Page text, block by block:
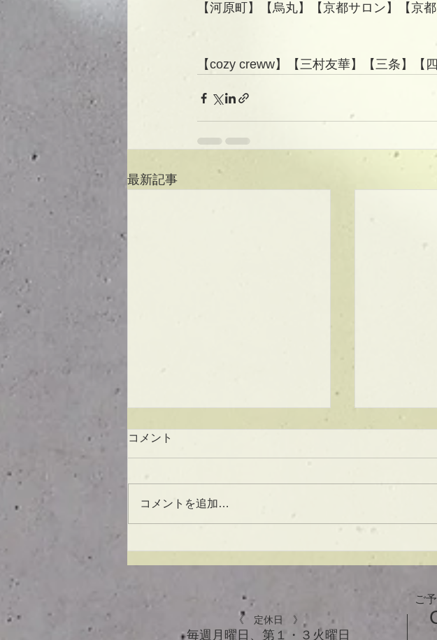
【河原町】【烏丸】【京都サロン】【京
【cozy creww】【三村友華】【三条】【四
最新記事
バスオイル★
★ラインボ
で貴方だけ
較的ご予約
メニューが
クーポンを
コメント
コメントを追加…
ご
《 定休日 》
毎週月曜日、​第１・３火曜日